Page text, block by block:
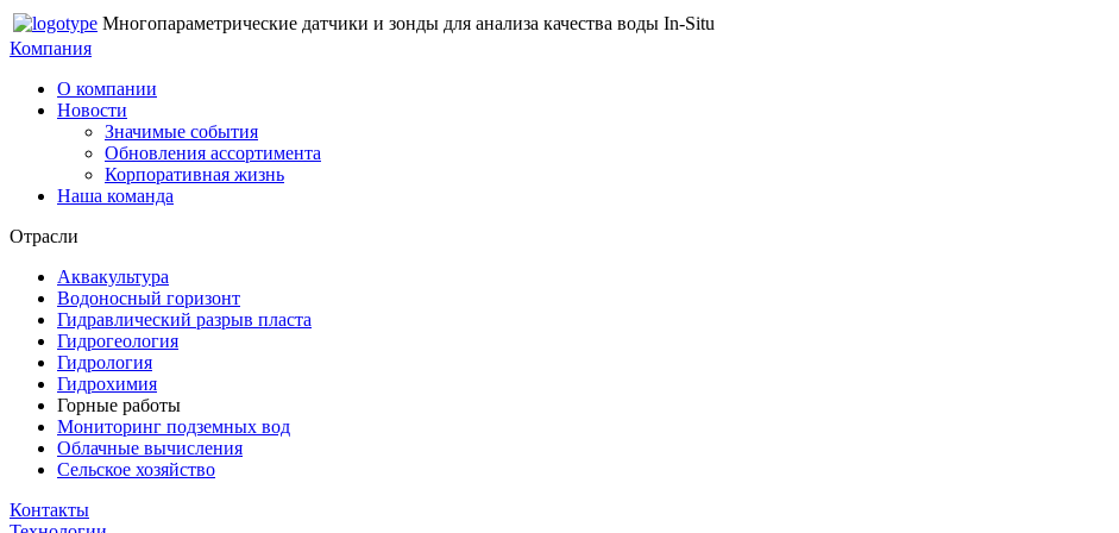
Многопараметрические датчики и зонды для анализа качества воды In-Situ
Компания
О компании
Новости
Значимые события
Обновления ассортимента
Корпоративная жизнь
Наша команда
Отрасли
Аквакультура
Водоносный горизонт
Гидравлический разрыв пласта
Гидрогеология
Гидрология
Гидрохимия
Горные работы
Мониторинг подземных вод
Облачные вычисления
Сельское хозяйство
Контакты